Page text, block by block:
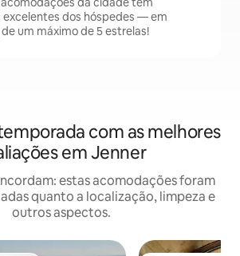
excelentes dos hóspedes — em
de um máximo de 5 estrelas!
com as melhores
em Jenner
estas acomodações foram
quanto a localização, limpeza e
outros aspectos.